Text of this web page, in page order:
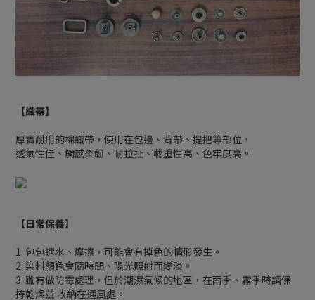
【織帶】
厚實耐用的棉織帶，使用在包邊、背帶、提把等部位，
透氣性佳、觸感柔韌、耐拉扯、載重性高、色牢度高。
【日常保養】
1. 包包遇水、摩擦，可能會有掉色的情形發生。
2. 染料顏色會隨時間、陽光照射而變淡。
3. 雖有做防霉處理，但於潮濕氣候的地區，在雨季、霧季時請保
持乾燥並 收納在通風處。